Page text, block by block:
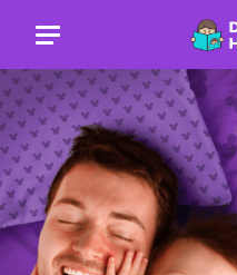
ANTERIOR